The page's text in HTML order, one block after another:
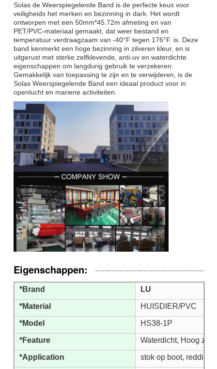
Solas de Weerspiegelende Band is de perfecte keus voor
veiligheids het merken en bezinning in dark. Het wordt
ontworpen met een 50mm*45.72m afmeting en van
PET/PVC-materiaal gemaakt, dat weer bestand en
temperatuur verdraagzaam van -40°F tegen 176°F. is. Deze
band kenmerkt een hoge bezinning in zilveren kleur, en is
uitgerust met sterke zelfklevende, anti-uv en waterdichte
eigenschappen om langdurig gebruik te verzekeren.
Gemakkelijk van toepassing te zijn en te verwijderen, is de
Solas Weerspiegelende Band een ideaal product voor in
openlucht en mariene activiteiten.
Eigenschappen:
*Brand LU
*Material HUISDIER/PVC
*Model HS38-1P
*Feature Waterdicht, Hoog
*Application stok op boot,